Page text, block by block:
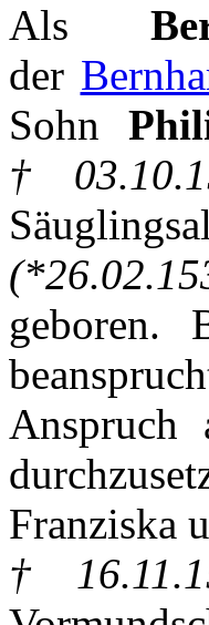
Als
der
Sohn
geboren.
Anspruch
Franziska